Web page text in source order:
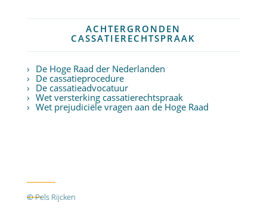
ACHTERGRONDEN
CASSATIERECHTSPRAAK
De Hoge Raad der Nederlanden
De cassatieprocedure
De cassatieadvocatuur
Wet versterking cassatierechtspraak
Wet prejudiciële vragen aan de Hoge Raad
© Pels Rijcken